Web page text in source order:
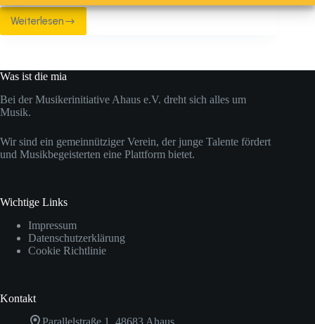
WeiterlesenProberaum
Refresh
Was ist die mia
Bei der Musikerinitiative Ahaus e.V. dreht sich alles um
Musik.
Wir sind ein gemeinnütziger Verein, der junge Talente fördert
und Musikbegeisterten eine Plattform bietet.
Wichtige Links
Impressum
Datenschutzerklärung
Cookie Richtlinie
Kontakt